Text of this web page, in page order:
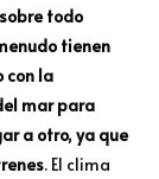
todo
tienen
con la
mar para
a otro, ya que
. El clima